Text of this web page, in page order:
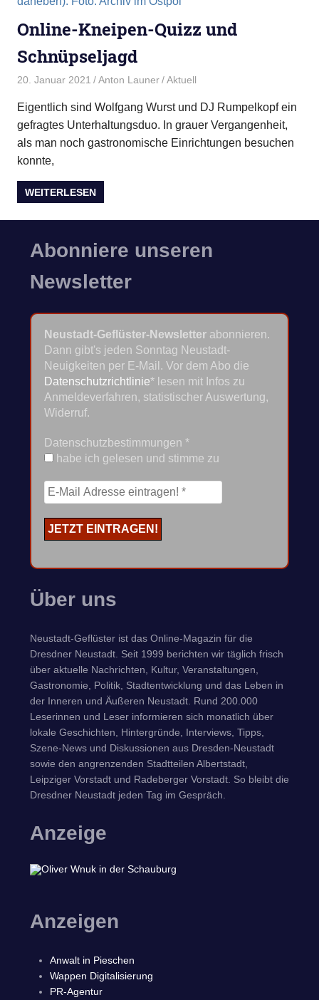
Online-Kneipen-Quizz und
Schnüpseljagd
20. Januar 2021 Anton Launer Aktuell
Eigentlich sind Wolfgang Wurst und DJ Rumpelkopf ein
gefragtes Unterhaltungsduo. In grauer Vergangenheit,
als man noch gastronomische Einrichtungen besuchen
konnte,
WEITERLESEN
Abonniere unseren
Newsletter
Neustadt-Geflüster-Newsletter abonnieren.
Dann gibt's jeden Sonntag Neustadt-
Neuigkeiten per E-Mail. Vor dem Abo die
Datenschutzrichtlinie* lesen mit Infos zu
Anmeldeverfahren, statistischer Auswertung,
Widerruf.
Datenschutzbestimmungen *
habe ich gelesen und stimme zu
Über uns
Neustadt-Geflüster ist das Online-Magazin für die
Dresdner Neustadt. Seit 1999 berichten wir täglich frisch
über aktuelle Nachrichten, Kultur, Veranstaltungen,
Gastronomie, Politik, Stadtentwicklung und das Leben in
der Inneren und Äußeren Neustadt. Rund 200.000
Leserinnen und Leser informieren sich monatlich über
lokale Geschichten, Hintergründe, Interviews, Tipps,
Szene-News und Diskussionen aus Dresden-Neustadt
sowie den angrenzenden Stadtteilen Albertstadt,
Leipziger Vorstadt und Radeberger Vorstadt. So bleibt die
Dresdner Neustadt jeden Tag im Gespräch.
Anzeige
Anzeigen
Anwalt in Pieschen
Wappen Digitalisierung
PR-Agentur